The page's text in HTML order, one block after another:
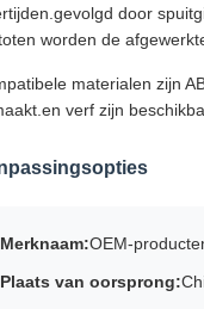
door
worden de
materialen zijn
verf zijn
Merknaam:OEM-
Plaats van oorsprong: